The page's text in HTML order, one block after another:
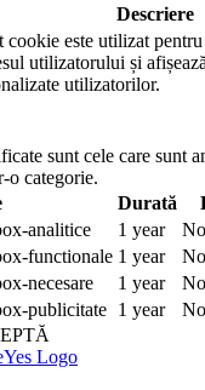
Descriere
cookie este utilizat
utilizatorului și
utilizatorilor.
sunt cele care sunt
o categorie.
Durată
analitice
1 year
functionale 1 year
necesare
1 year
publicitate 1 year